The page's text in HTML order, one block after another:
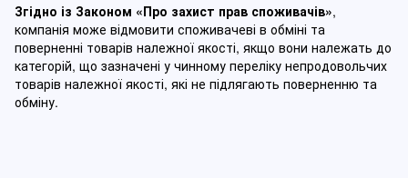
Згідно із Законом «Про захист прав споживачів»,
компанія може відмовити споживачеві в обміні та
поверненні товарів належної якості, якщо вони належать до
категорій, що зазначені у чинному переліку непродовольчих
товарів належної якості, які не підлягають поверненню та
обміну.